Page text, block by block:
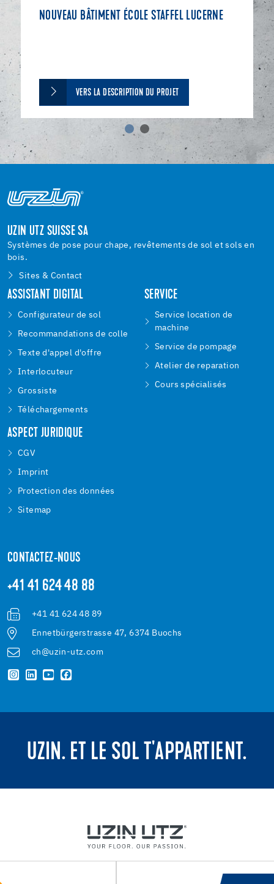
NOUVEAU BÂTIMENT ÉCOLE STAFFEL LUCERNE
VERS LA DESCRIPTION DU PROJET
UZIN UTZ SUISSE SA
Systèmes de pose pour chape, revêtements de sol et sols en
bois.
Sites & Contact
ASSISTANT DIGITAL
Configurateur de sol
Recommandations de colle
Texte d'appel d'offre
Interlocuteur
Grossiste
Téléchargements
SERVICE
Service location de
machine
Service de pompage
Atelier de reparation
Cours spécialisés
ASPECT JURIDIQUE
CGV
Imprint
Protection des données
Sitemap
CONTACTEZ-NOUS
+41 41 624 48 88
+41 41 624 48 89
Ennetbürgerstrasse 47, 6374 Buochs
ch@uzin-utz.com
UZIN. ET LE SOL T'APPARTIENT.